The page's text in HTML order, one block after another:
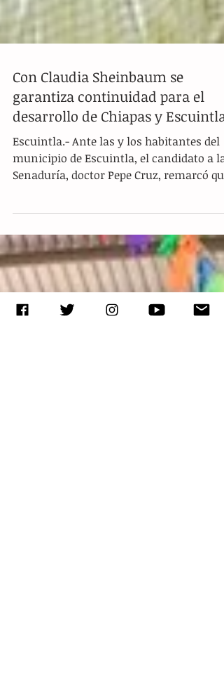
Con Claudia Sheinbaum se
desarrollo de Chiapas y Escuintla
Escuintla.- Ante las y los habitantes del
municipio de Escuintla, el candidato a la
Senaduría, doctor Pepe Cruz, remarcó que
la Cuarta...